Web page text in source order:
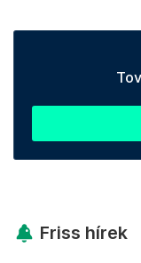
Friss hírek